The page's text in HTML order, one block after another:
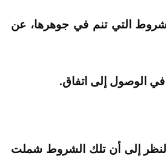
التي تنم في جوهرها، عن
الوصول إلى اتفاق.
إلى أن تلك الشروط شملت